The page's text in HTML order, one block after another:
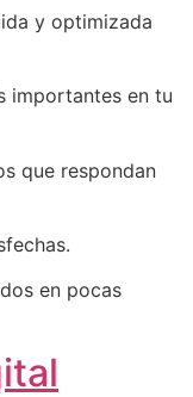
y optimizada
importantes en tu
que respondan
en pocas